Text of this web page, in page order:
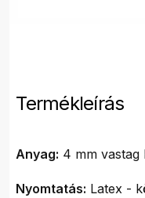
Termékleírás
Anyag: 4 mm vastag
Nyomtatás: Latex -